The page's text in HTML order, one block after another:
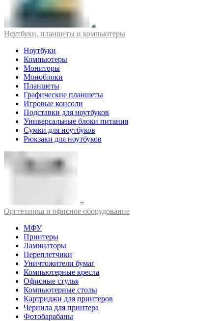
Ноутбуки, планшеты и компьютеры
Ноутбуки
Компьютеры
Мониторы
Моноблоки
Планшеты
Графические планшеты
Игровые консоли
Подставки для ноутбуков
Универсальные блоки питания
Сумки для ноутбуков
Рюкзаки для ноутбуков
Оргтехника и офисное оборудование
МФУ
Принтеры
Ламинаторы
Переплетчики
Уничтожители бумаг
Компьютерные кресла
Офисные стулья
Компьютерные столы
Картриджи для принтеров
Чернила для принтера
Фотобарабаны